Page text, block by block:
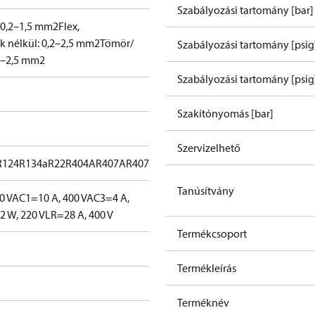
mm2Flex,
nélkül: 0,2–2,5 mm2Tömör/
mm2
R134aR22R404AR407AR407C R407FR407HR422BR422DR438A
VAC1=10 A, 400 VAC3=4 A,
W, 220 VLR=28 A, 400 V
Szabályozási tartomány
Szabályozási tartomány
Szabályozási tartomány
Szakítónyomás [bar]
Szervizelhető
Tanúsítvány
Termékcsoport
Termékleírás
Terméknév